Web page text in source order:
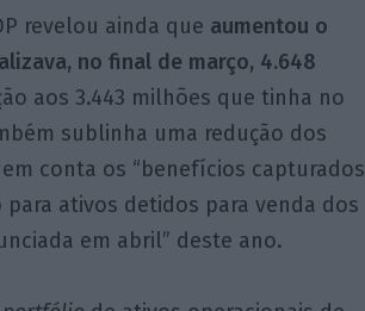
revelou ainda que aumentou o
no final de março, 4.648
aos 3.443 milhões que tinha no
sublinha uma redução dos
conta os “benefícios capturados
ativos detidos para venda dos
em abril” deste ano.